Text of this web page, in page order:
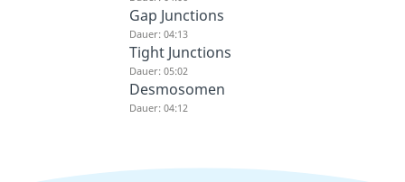
Gap Junctions
Dauer: 04:13
Tight Junctions
Dauer: 05:02
Desmosomen
Dauer: 04:12